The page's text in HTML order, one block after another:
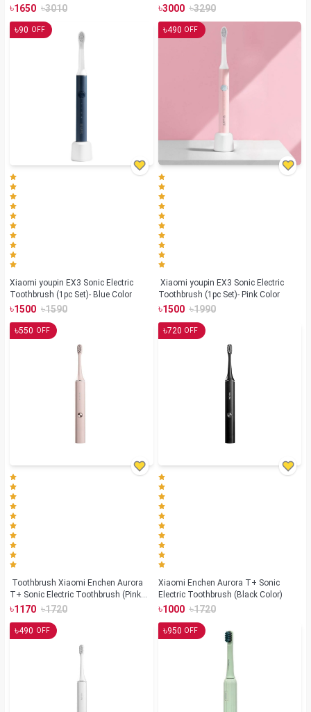
৳1650 ৳3010 ৳3000 ৳3290
৳90 OFF
Xiaomi youpin EX3 Sonic Electric
Toothbrush (1pc Set)- Blue Color
৳1500 ৳1590
৳490 OFF
Toothbrush (1pc Set)- Pink Color
৳1500 ৳1990
৳550 OFF
Toothbrush Xiaomi Enchen Aurora
T+ Sonic Electric Toothbrush (Pink
Color)
৳1170 ৳1720
৳720 OFF
Xiaomi Enchen Aurora T+ Sonic
Electric Toothbrush (Black Color)
৳1000 ৳1720
৳490 OFF ৳950 OFF